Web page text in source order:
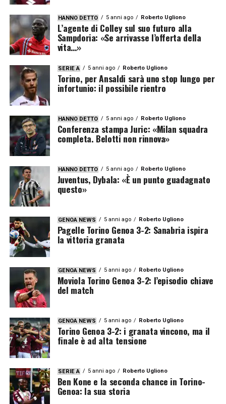
HANNO DETTO 5 anni ago Roberto Ugliono
L’agente di Colley sul suo futuro alla
Sampdoria: «Se arrivasse l’offerta della
vita…»
SERIE A 5 anni ago Roberto Ugliono
Torino, per Ansaldi sarà uno stop lungo per
infortunio: il possibile rientro
HANNO DETTO 5 anni ago Roberto Ugliono
Conferenza stampa Juric: «Milan squadra
completa. Belotti non rinnova»
HANNO DETTO 5 anni ago Roberto Ugliono
Juventus, Dybala: «È un punto guadagnato
questo»
GENOA NEWS 5 anni ago Roberto Ugliono
Pagelle Torino Genoa 3-2: Sanabria ispira
la vittoria granata
GENOA NEWS 5 anni ago Roberto Ugliono
Moviola Torino Genoa 3-2: l’episodio chiave
del match
GENOA NEWS 5 anni ago Roberto Ugliono
Torino Genoa 3-2: i granata vincono, ma il
finale è ad alta tensione
SERIE A 5 anni ago Roberto Ugliono
Ben Kone e la seconda chance in Torino-
Genoa: la sua storia